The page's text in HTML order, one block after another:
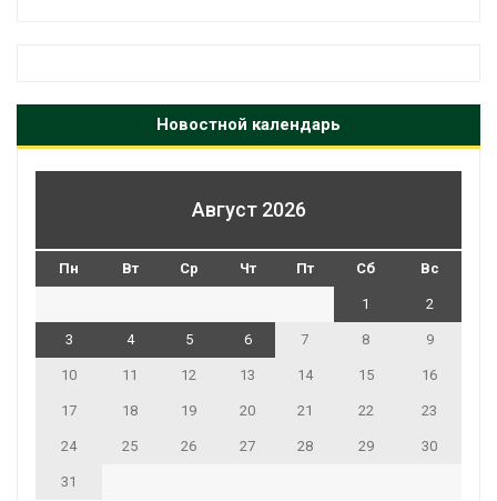
Новостной календарь
Август 2026
Пн Вт Ср Чт Пт Сб Вс
1 2
3 4 5 6 7 8 9
10 11 12 13 14 15 16
17 18 19 20 21 22 23
24 25 26 27 28 29 30
31